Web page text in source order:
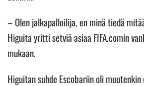
– Olen jalkapalloilija, en minä tiedä
Higuita yritti setviä asiaa FIFA.comin
mukaan.
Higuitan suhde Escobariin oli